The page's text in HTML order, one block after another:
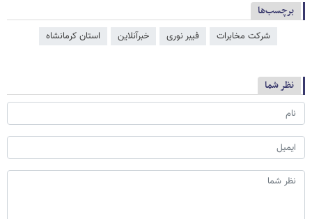
برچسب‌ها
شرکت مخابرات فیبر نوری خبرآنلاین استان کرمانشاه
نظر شما